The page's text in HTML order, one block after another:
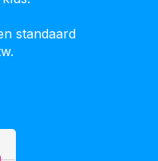
standaard